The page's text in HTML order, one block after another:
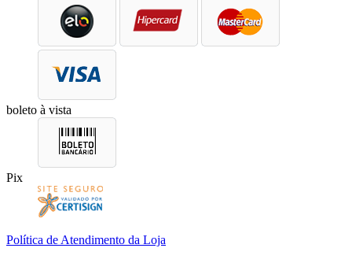
boleto à vista
Pix
Política de Atendimento da Loja